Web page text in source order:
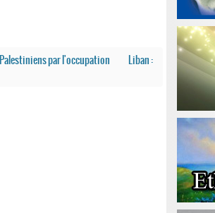
par l'occupation
Liban :